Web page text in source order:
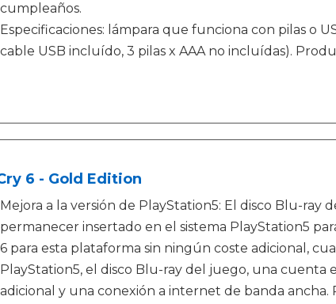
cumpleaños.
Especificaciones: lámpara que funciona con pilas o
cable USB incluído, 3 pilas x AAA no incluídas).
6 - Gold Edition
Mejora a la versión de PlayStation5: El disco Blu-ray
permanecer insertado en el sistema PlayStation5
6 para esta plataforma sin ningún coste adicional,
PlayStation5, el disco Blu-ray del juego, una cuenta
adicional y una conexión a internet de banda